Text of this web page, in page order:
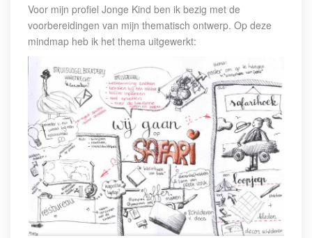
Voor mijn profiel Jonge Kind ben ik bezig met de
voorbereidingen van mijn thematisch ontwerp. Op deze
mindmap heb ik het thema uitgewerkt: